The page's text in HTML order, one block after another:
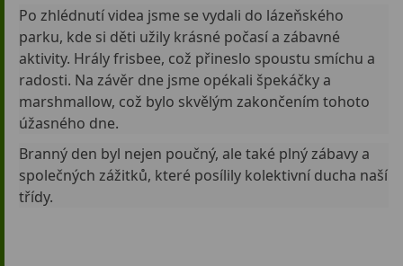
Po zhlédnutí videa jsme se vydali do lázeňského
parku, kde si děti užily krásné počasí a zábavné
aktivity. Hrály frisbee, což přineslo spoustu smíchu a
radosti. Na závěr dne jsme opékali špekáčky a
marshmallow, což bylo skvělým zakončením tohoto
úžasného dne.
Branný den byl nejen poučný, ale také plný zábavy a
společných zážitků, které posílily kolektivní ducha naší
třídy.